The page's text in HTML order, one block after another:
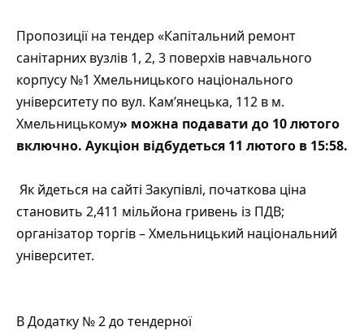
Пропозиції на тендер «Капітальний ремонт
санітарних вузлів 1, 2, 3 поверхів навчального
корпусу №1 Хмельницького національного
університету по вул. Кам’янецька, 112 в м.
Хмельницькому» можна подавати до 10 лютого
включно. Аукціон відбудеться 11 лютого в 15:58.
Як йдеться на сайті Закупівлі, початкова ціна
становить 2,411 мільйона гривень із ПДВ;
організатор торгів – Хмельницький національний
університет.
В Додатку № 2 до тендерної